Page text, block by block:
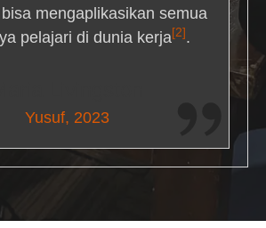
mengaplikasikan semua
pelajari di dunia kerja[2] .
Yusuf, 2023